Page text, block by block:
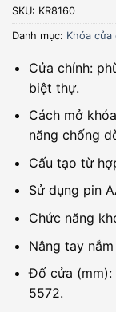
SKU: KR8160
Danh mục: Khóa
Cửa chính:
biệt thự.
Cách mở
năng chống
Cấu tạo từ
Sử dụng pin
Chức năng
Nâng tay
Đố cửa (mm):
5572.